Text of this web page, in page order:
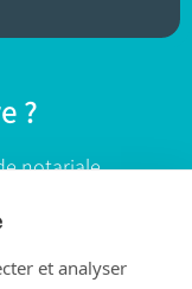
?
notariale
et analyser